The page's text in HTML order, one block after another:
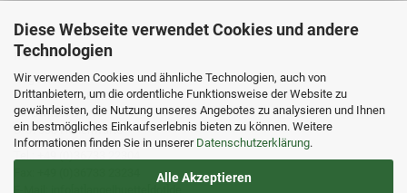
Diese Webseite verwendet Cookies und andere
Technologien
Wir verwenden Cookies und ähnliche Technologien, auch von
Drittanbietern, um die ordentliche Funktionsweise der Website zu
gewährleisten, die Nutzung unseres Angebotes zu analysieren und Ihnen
ein bestmögliches Einkaufserlebnis bieten zu können. Weitere
Informationen finden Sie in unserer Datenschutzerklärung.
Alle Akzeptieren
KONTAKTDATEN
Angelhütte
Inh.: Christina Heß
Preßwitzer Str. 18
D-07338 Hohenwarte